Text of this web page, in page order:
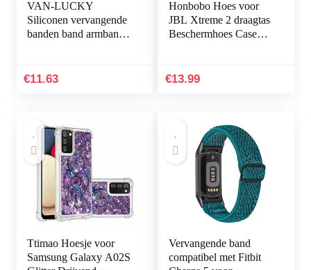
VAN-LUCKY
Siliconen vervangende
banden band armband
accessoires groot
€11.63
Honbobo Hoes voor
JBL Xtreme 2 draagtas
Beschermhoes Case
& oplader
€13.99
Ttimao Hoesje voor
Samsung Galaxy A02S
Vervangende band
compatibel met Fitbit